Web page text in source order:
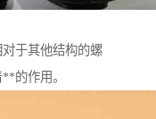
于其他结构的螺
的作用。